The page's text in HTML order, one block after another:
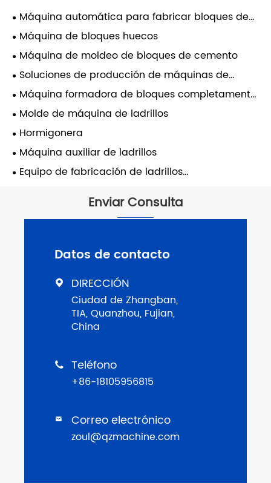
Máquina automática para fabricar bloques de
hormigón
Máquina de bloques huecos
Máquina de moldeo de bloques de cemento
Soluciones de producción de máquinas de
ladrillos
Máquina formadora de bloques completamente
automática
Molde de máquina de ladrillos
Hormigonera
Máquina auxiliar de ladrillos
Equipo de fabricación de ladrillos
Enviar Consulta
Datos de contacto
 DIRECCIÓN
Ciudad de Zhangban,
TIA, Quanzhou, Fujian,
China
 Teléfono
+86-18105956815
 Correo electrónico
zoul@qzmachine.com